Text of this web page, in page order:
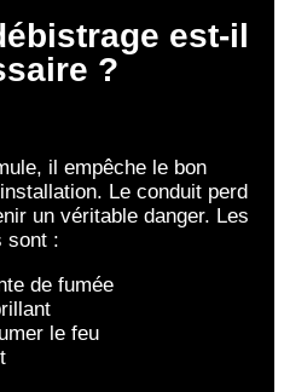
est-il
?
il empêche le bon
Le conduit perd
un véritable danger. Les
sont :
de fumée
le feu